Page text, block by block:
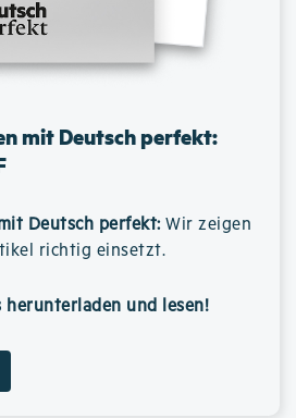
mit Deutsch perfekt:
Deutsch perfekt: Wir zeigen
richtig einsetzt.
und lesen!